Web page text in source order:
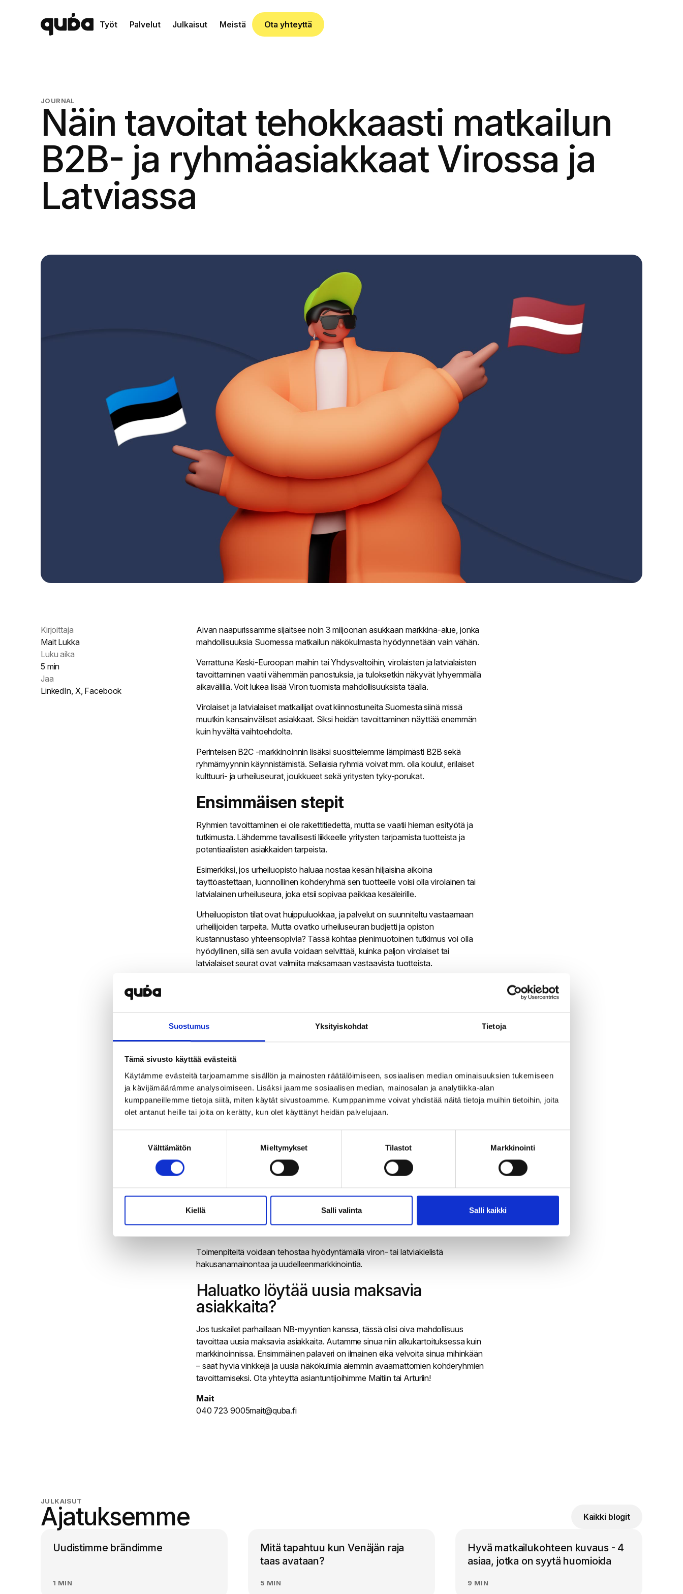
Suostumus Yksityiskohdat Tietoja
Tämä sivusto käyttää evästeitä
Käytämme evästeitä tarjoamamme sisällön ja mainosten räätälöimiseen, sosiaalisen median ominaisuuksien tukemiseen
ja kävijämäärämme analysoimiseen. Lisäksi jaamme sosiaalisen median, mainosalan ja analytiikka-alan
kumppaneillemme tietoja siitä, miten käytät sivustoamme. Kumppanimme voivat yhdistää näitä tietoja muihin tietoihin, joita
olet antanut heille tai joita on kerätty, kun olet käyttänyt heidän palvelujaan.
Välttämätön Mieltymykset Tilastot Markkinointi
Kiellä Salli valinta Salli kaikki
Työt Palvelut Julkaisut Meistä Ota yhteyttä
JOURNAL
Näin tavoitat tehokkaasti matkailun
B2B- ja ryhmäasiakkaat Virossa ja
Latviassa
Kirjoittaja
Mait Lukka
Luku aika
5 min
Jaa
LinkedIn, X Facebook
Aivan naapurissamme sijaitsee noin 3 miljoonan asukkaan markkina-alue, jonka
mahdollisuuksia Suomessa matkailun näkökulmasta hyödynnetään vain vähän.
Verrattuna Keski-Euroopan maihin tai Yhdysvaltoihin, virolaisten ja latvialaisten
tavoittaminen vaatii vähemmän panostuksia, ja tuloksetkin näkyvät lyhyemmällä
aikavälillä. Voit lukea lisää Viron tuomista mahdollisuuksista täällä.
Virolaiset ja latvialaiset matkailijat ovat kiinnostuneita Suomesta siinä missä
muutkin kansainväliset asiakkaat. Siksi heidän tavoittaminen näyttää enemmän
kuin hyvältä vaihtoehdolta.
Perinteisen B2C -markkinoinnin lisäksi suosittelemme lämpimästi B2B sekä
ryhmämyynnin käynnistämistä. Sellaisia ryhmiä voivat mm. olla koulut, erilaiset
kulttuuri- ja urheiluseurat, joukkueet sekä yritysten tyky-porukat.
Ensimmäisen stepit
Ryhmien tavoittaminen ei ole rakettitiedettä, mutta se vaatii hieman esityötä ja
tutkimusta. Lähdemme tavallisesti liikkeelle yritysten tarjoamista tuotteista ja
potentiaalisten asiakkaiden tarpeista.
Esimerkiksi, jos urheiluopisto haluaa nostaa kesän hiljaisina aikoina
täyttöastettaan, luonnollinen kohderyhmä sen tuotteelle voisi olla virolainen tai
latvialainen urheiluseura, joka etsii sopivaa paikkaa kesäleirille.
Urheiluopiston tilat ovat huippuluokkaa, ja palvelut on suunniteltu vastaamaan
urheilijoiden tarpeita. Mutta ovatko urheiluseuran budjetti ja opiston
kustannustaso yhteensopivia? Tässä kohtaa pienimuotoinen tutkimus voi olla
hyödyllinen, sillä sen avulla voidaan selvittää, kuinka paljon virolaiset tai
latvialaiset seurat ovat valmiita maksamaan vastaavista tuotteista.
Kohderyhmien tavoittaminen
markkinoinnin pohjaksi oma laskeutumissivu viroksi / latviaksi ja suunnitellaan
viestin kärjet, jotka koukuttavat kohderyhmän edustajia. Myyjien avuksi voidaan
luoda valmiit PowerPoint-pohjat, joissa ländärin sisältö on avattu esityksen
muodossa.
mahdollisimman tehokkaasti oikeat henkilöt urheiluseurojen johdossa. Tätä
tarkoitusta varten voidaan esimerkiksi hankkia seurojen yhteystietolistat,
hyödyntää olemassa olevia sähköpostisuoria, kontaktoida seurojen edustajia tai
markkinoida omaa viestiämme seurojen/liittojen kanavissa ja medioissa.
Tärkeintä on, että toimenpiteet ovat mahdollisimman fokusoitua ja viesti tavoittaa
Toimenpiteitä voidaan tehostaa hyödyntämällä viron- tai latviakielistä
hakusanamainontaa ja uudelleenmarkkinointia.
Haluatko löytää uusia maksavia
asiakkaita?
Jos tuskailet parhaillaan NB-myyntien kanssa, tässä olisi oiva mahdollisuus
tavoittaa uusia maksavia asiakkaita. Autamme sinua niin alkukartoituksessa kuin
markkinoinnissa. Ensimmäinen palaveri on ilmainen eikä velvoita sinua mihinkään
– saat hyviä vinkkejä ja uusia näkökulmia aiemmin avaamattomien kohderyhmien
tavoittamiseksi. Ota yhteyttä asiantuntijoihimme Maitiin tai Arturiin!
Mait
040 723 9005mait@quba.fi
JULKAISUT
Ajatuksemme Kaikki blogit
Uudistimme brändimme
1 MIN
Mitä tapahtuu kun Venäjän raja
taas avataan?
5 MIN
Hyvä matkailukohteen kuvaus - 4
asiaa, jotka on syytä huomioida
9 MIN